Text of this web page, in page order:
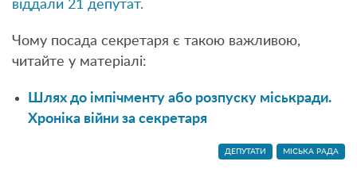
віддали 21 депутат.
Чому посада секретаря є такою важливою,
читайте у матеріалі:
Шлях до імпічменту або розпуску міськради.
Хроніка війни за секретаря
ДЕПУТАТИ МІСЬКА РАДА